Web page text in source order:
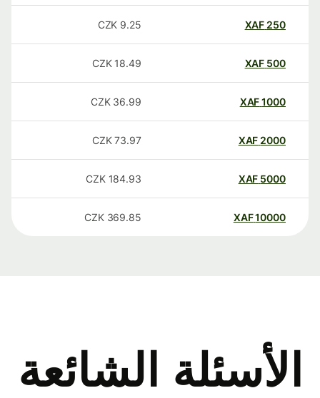
250
XAF
9.25
CZK
500
XAF
18.49
CZK
1000
XAF
36.99
CZK
2000
XAF
73.97
CZK
5000
XAF
184.93
CZK
10000
XAF
369.85
CZK
الأسئلة الشائعة